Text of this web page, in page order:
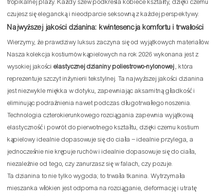
tropikalnej plaży. Każdy szew podkreśla kobiece kształty, dzięki czemu
czujesz się elegancką i nieodparcie seksowną z każdej perspektywy.
Najwyższej jakości dzianina: kwintesencja komfortu i trwałości
Wierzymy, że prawdziwy luksus zaczyna się od wyjątkowych materiałów.
Nasza kolekcja kostiumów kąpielowych na rok 2026 wykonana jest z
wysokiej jakości elastycznej dzianiny poliestrowo-nylonowej, która
reprezentuje szczyt inżynierii tekstylnej. Ta najwyższej jakości dzianina
jest niezwykle miękka w dotyku, zapewniając aksamitną gładkość i
eliminując podrażnienia nawet podczas długotrwałego noszenia.
Technologia czterokierunkowego rozciągania zapewnia wyjątkową
elastyczność i powrót do pierwotnego kształtu, dzięki czemu kostium
kąpielowy idealnie dopasowuje się do ciała – idealnie przylega, a
jednocześnie nie krępuje ruchów i idealnie dopasowuje się do ciała,
niezależnie od tego, czy zanurzasz się w falach, czy pozuje.
Ta dzianina to nie tylko wygoda; to trwała tkanina. Wytrzymała
mieszanka włókien jest odporna na rozciąganie, deformację i utratę